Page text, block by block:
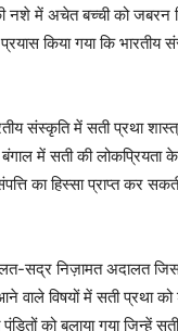
में अचेत बच्ची को जबरन
किया गया कि भारतीय
संस्कृति में सती प्रथा
में सती की लोकप्रियता
का हिस्सा प्राप्त
सद्र निज़ामत अदालत
विषयों में सती प्रथा को
को बुलाया गया